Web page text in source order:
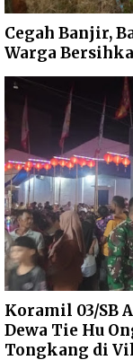
Cegah Banjir,
Warga
Koramil 03/SB
Dewa Tie Hu
Tongkang di